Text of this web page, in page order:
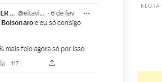
NEGRA